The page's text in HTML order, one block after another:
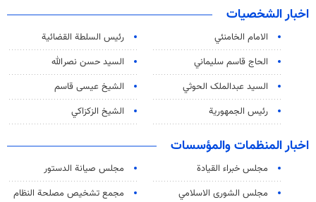
اخبار الشخصيات
الامام الخامنئي
رئیس السلطة القضائیة
الحاج قاسم سليماني
السيد حسن نصرالله
السید عبدالملک الحوثي
الشيخ عيسى قاسم
رئيس الجمهورية
الشيخ الزكزاكي
اخبار المنظمات والمؤسسات
مجلس خبراء القيادة
مجلس صيانة الدستور
مجلس الشورى الاسلامي
مجمع تشخيص مصلحة النظام